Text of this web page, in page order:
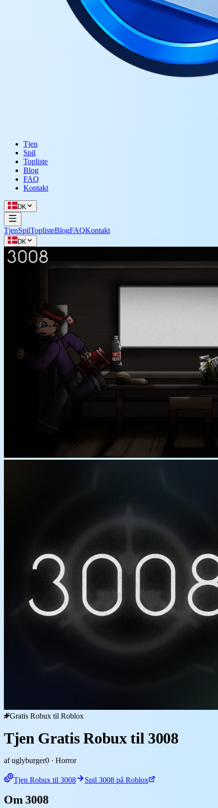
Tjen
Spil
Topliste
Blog
FAQ
Kontakt
DK
TjenSpilToplisteBlogFAQKontakt
DK
Gratis Robux til Roblox
Tjen Gratis Robux til 3008
af uglyburger0 · Horror
Tjen Robux til 3008 Spil 3008 på Roblox
Om 3008